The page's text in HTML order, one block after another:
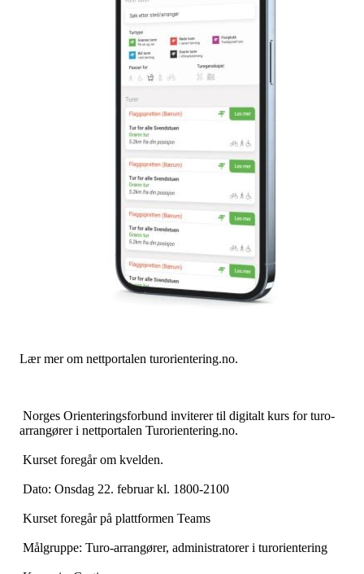
Lær mer om nettportalen turorientering.no.
Norges Orienteringsforbund inviterer til digitalt kurs for turo-
arrangører i nettportalen Turorientering.no.
Kurset foregår om kvelden.
Dato: Onsdag 22. februar kl. 1800-2100
Kurset foregår på plattformen Teams
Målgruppe: Turo-arrangører, administratorer i turorientering